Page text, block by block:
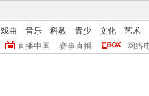
戏曲 音乐 科教 青少 文化
艺术
直播中国 赛事直播 网络